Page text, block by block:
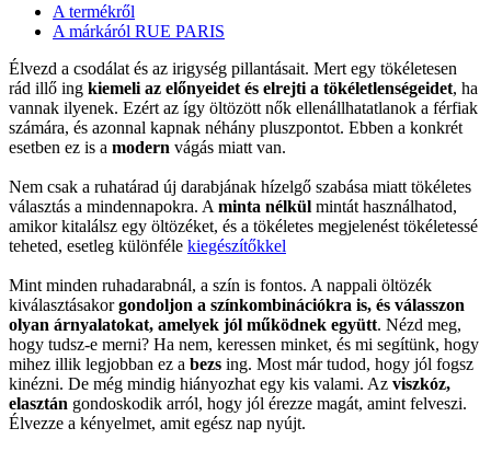
A termékről
A márkáról RUE PARIS
Élvezd a csodálat és az irigység pillantásait. Mert egy tökéletesen
rád illő ing kiemeli az előnyeidet és elrejti a tökéletlenségeidet, ha
vannak ilyenek. Ezért az így öltözött nők ellenállhatatlanok a férfiak
számára, és azonnal kapnak néhány pluszpontot. Ebben a konkrét
esetben ez is a modern vágás miatt van.
Nem csak a ruhatárad új darabjának hízelgő szabása miatt tökéletes
választás a mindennapokra. A minta nélkül mintát használhatod,
amikor kitalálsz egy öltözéket, és a tökéletes megjelenést tökéletessé
teheted, esetleg különféle kiegészítőkkel
Mint minden ruhadarabnál, a szín is fontos. A nappali öltözék
kiválasztásakorgondoljon a színkombinációkra is, és válasszon
olyan árnyalatokat, amelyek jól működnek együtt. Nézd meg,
hogy tudsz-e merni? Ha nem, keressen minket, és mi segítünk, hogy
mihez illik legjobban ez a bezs ing. Most már tudod, hogy jól fogsz
kinézni. De még mindig hiányozhat egy kis valami. Az viszkóz,
elasztán gondoskodik arról, hogy jól érezze magát, amint felveszi.
Élvezze a kényelmet, amit egész nap nyújt.